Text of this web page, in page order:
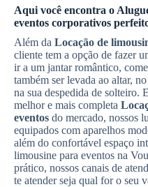
Aqui você encontra o
eventos corporativos
Além da Locação de
cliente tem a opção de fazer
ir a um jantar romântico,
também ser levada ao altar,
na sua despedida de solteiro.
melhor e mais completa
eventos do mercado, nossos
equipados com aparelhos
além do confortável espaço
limousine para eventos na
prático, nossos canais de
te atender seja qual for o seu